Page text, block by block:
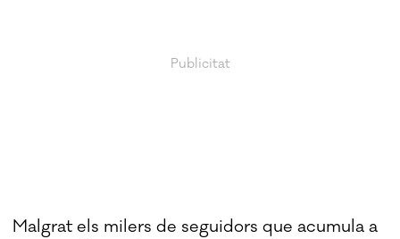
Malgrat els milers de seguidors que acumula a